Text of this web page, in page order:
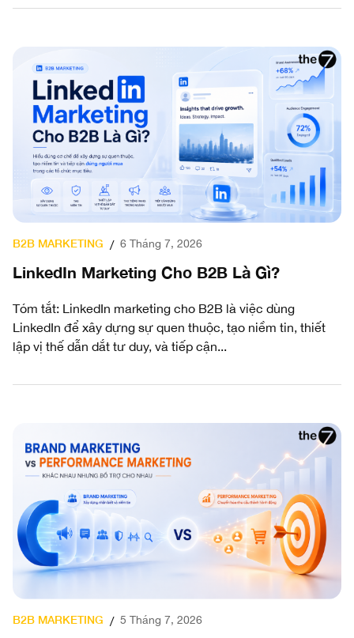
B2B MARKETING / 6 Tháng 7, 2026
LinkedIn Marketing Cho B2B Là Gì?
Tóm tắt: LinkedIn marketing cho B2B là việc dùng
LinkedIn để xây dựng sự quen thuộc, tạo niềm tin, thiết
lập vị thế dẫn dắt tư duy, và tiếp cận...
B2B MARKETING / 5 Tháng 7, 2026